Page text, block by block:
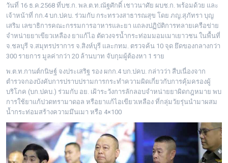
วันที่ 16 ธ.ค.2568 ที่บช.ก. พล.ต.ท.ณัฐศักดิ์ เชาวนาศัย ผบช.ก. พร้อมด้วย และ
เจ้าหน้าที่ กก.4 บก.ปคบ. ร่วมกับ กระทรวงสาธารณสุข โดย ภญ.สุภัทรา บุญ
เสริม เลขาธิการคณะกรรมการอาหารและยา แถลงปฏิบัติการทลายเครือข่าย
จำหน่ายยาเขียวเหลือง ยาแก้ไอ ตัดวงจรน้ำกระท่อมมอมเมาเยาวชน ในพื้นที่
จ.ชลบุรี จ.สมุทรปราการ จ.สิงห์บุรี และกทม. ตรวจค้น 10 จุด ยึดของกลางกว่า
300 รายการ มูลค่ากว่า 20 ล้านบาท จับกุมผู้ต้องหา 1 ราย
พ.ต.ท.กานต์กนิษฐ์ จงประเสริฐ รอง ผกก.4 บก.ปคบ. กล่าวว่า สืบเนื่องจาก
ตำรวจกองบังคับการปราบปรามการกระทำความผิดเกี่ยวกับการคุ้มครองผู้
บริโภค (บก.ปคบ.) ร่วมกับ อย. เฝ้าระวังการลักลอบจำหน่ายยาผิดกฎหมาย พบ
การใช้ยาแก้ปวดทรามาดอล หรือยาแก้ไอเขียวเหลือง ที่กลุ่มวัยรุ่นนำมาผสม
น้ำกระท่อมสร้างความมึนเมา หรือ 4×100